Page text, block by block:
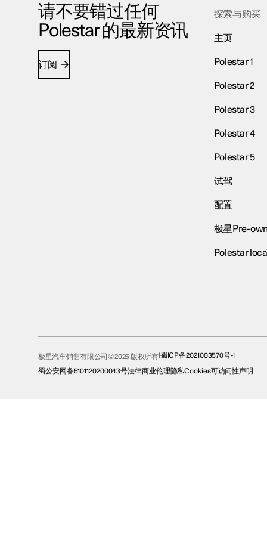
请不要错过任何
Polestar 的最新资讯
订阅
探索与购买
主页
Polestar 1
Polestar 2
Polestar 3
Polestar 4
Polestar 5
试驾
配置
极星Pre-
Polestar
极星汽车销售有限公司© 2026 版权所有 蜀ICP备2021003570号-1
蜀公安网备5101120200043号法律商业伦理 隐私Cookies可访问性声明